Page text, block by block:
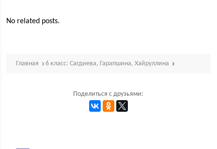
No related posts.
Главная 6 класс: Сагдиева, Гарапшина, Хайруллина
Поделиться с друзьями: